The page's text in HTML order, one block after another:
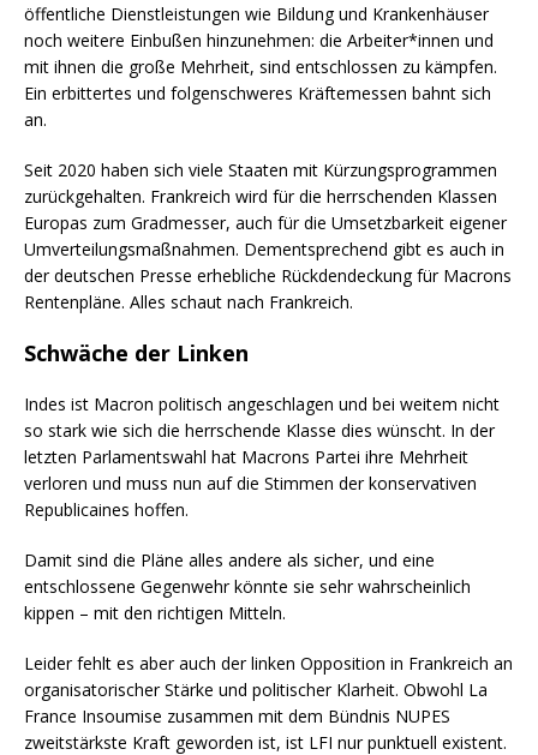
öffentliche Dienstleistungen wie Bildung und Krankenhäuser
noch weitere Einbußen hinzunehmen: die Arbeiter*innen und
mit ihnen die große Mehrheit, sind entschlossen zu kämpfen.
Ein erbittertes und folgenschweres Kräftemessen bahnt sich
an.
Seit 2020 haben sich viele Staaten mit Kürzungsprogrammen
zurückgehalten. Frankreich wird für die herrschenden Klassen
Europas zum Gradmesser, auch für die Umsetzbarkeit eigener
Umverteilungsmaßnahmen. Dementsprechend gibt es auch in
der deutschen Presse erhebliche Rückdendeckung für Macrons
Rentenpläne. Alles schaut nach Frankreich.
Schwäche der Linken
Indes ist Macron politisch angeschlagen und bei weitem nicht
so stark wie sich die herrschende Klasse dies wünscht. In der
letzten Parlamentswahl hat Macrons Partei ihre Mehrheit
verloren und muss nun auf die Stimmen der konservativen
Republicaines hoffen.
Damit sind die Pläne alles andere als sicher, und eine
entschlossene Gegenwehr könnte sie sehr wahrscheinlich
kippen – mit den richtigen Mitteln.
Leider fehlt es aber auch der linken Opposition in Frankreich an
organisatorischer Stärke und politischer Klarheit. Obwohl La
France Insoumise zusammen mit dem Bündnis NUPES
zweitstärkste Kraft geworden ist, ist LFI nur punktuell existent.